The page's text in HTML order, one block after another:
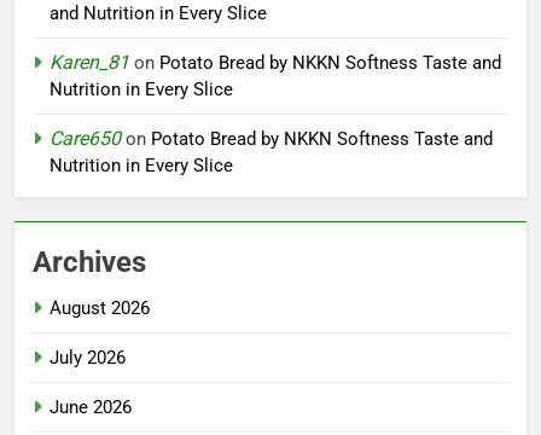
and Nutrition in Every Slice
Karen_81 on Potato Bread by NKKN Softness Taste and
Nutrition in Every Slice
Care650on Potato Bread by NKKN Softness Taste and
Nutrition in Every Slice
Archives
August 2026
July 2026
June 2026